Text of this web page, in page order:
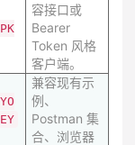
容接口或
Bearer
Token 风格
客户端。
兼容现有示
例、
Postman 集
合、浏览器